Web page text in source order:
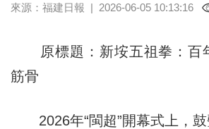
來源： 福建日報 | 2026-06-05 10:13:16
原標題：新垵五祖拳：百
筋骨
2026年“閩超”開幕式上，鼓